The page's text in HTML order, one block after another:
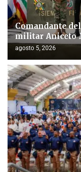
Comandante
militar Aniceto
agosto 5, 2026